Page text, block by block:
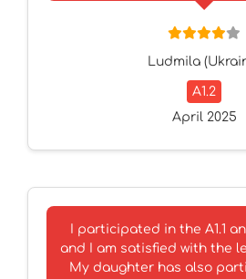
Ludmila
A1.2
April 2025
I participated in the A1.1
and I am satisfied with the
My daughter has also